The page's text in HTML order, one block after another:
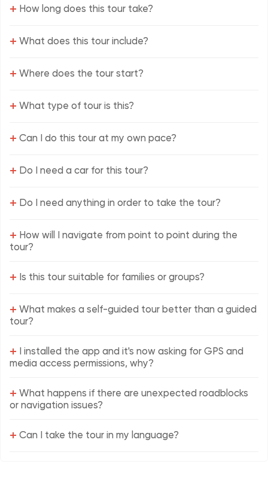
+ How long does this tour take?
+ What does this tour include?
+ Where does the tour start?
+ What type of tour is this?
+ Can I do this tour at my own pace?
+ Do I need a car for this tour?
+ Do I need anything in order to take the tour?
+ How will I navigate from point to point during the
tour?
+ Is this tour suitable for families or groups?
+ What makes a self-guided tour better than a guided
tour?
+ I installed the app and it's now asking for GPS and
media access permissions, why?
+ What happens if there are unexpected roadblocks
or navigation issues?
+ Can I take the tour in my language?